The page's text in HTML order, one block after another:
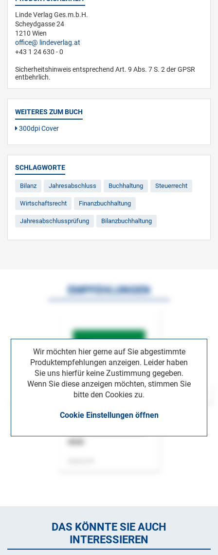
Linde Verlag Ges.m.b.H.
Scheydgasse 24
1210 Wien
office
lindeverlag.at
+43 1 24 630 - 0
Sicherheitshinweis entsprechend Art. 9 Abs. 7 S. 2 der GPSR
entbehrlich.
WEITERES ZUM BUCH
300dpi Cover
SCHLAGWORTE
Bilanz Jahresabschluss Buchhaltung Steuerrecht
Wirtschaftsrecht Finanzbuchhaltung
Jahresabschlussprüfung Bilanzbuchhaltung
Wir möchten hier gerne auf Sie abgestimmte
Produktempfehlungen anzeigen. Leider haben
Sie uns hierfür keine Zustimmung gegeben.
Wenn Sie diese anzeigen möchten, stimmen Sie
bitte den Cookies zu.
Cookie Einstellungen öffnen
EMPFEHLUNGEN
DAS KÖNNTE SIE AUCH
INTERESSIEREN